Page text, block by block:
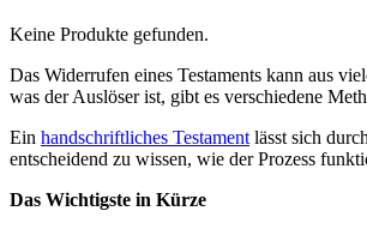
Keine Produkte gefunden.
Das Widerrufen eines Testaments kann aus
was der Auslöser ist, gibt es verschiedene
Ein handschriftliches Testament lässt sich
entscheidend zu wissen, wie der Prozess
Das Wichtigste in Kürze